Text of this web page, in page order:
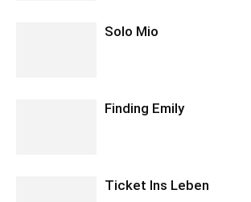
Solo Mio
Finding Emily
Ticket Ins Leben